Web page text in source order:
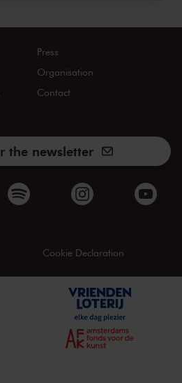
Press
Organisation
Contact
the newsletter
Cookie Declaration